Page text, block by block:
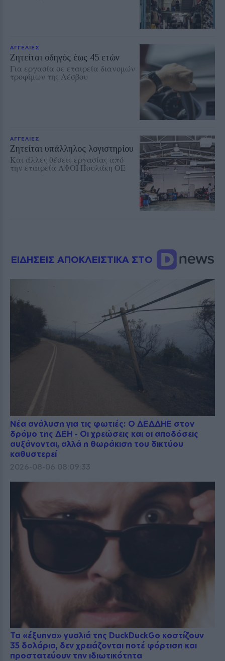
ΑΓΓΕΛΙΕΣ
Ζητείται οδηγός έως 45 ετών
Για εργασία σε εταιρεία διανομών
τροφίμων της Λέσβου
ΑΓΓΕΛΙΕΣ
Ζητείται υπάλληλος λογιστηρίου
Και άλλες θέσεις εργασίας από
την εταιρεία ΑΦΟΙ Πουλάκη ΟΕ
ΕΙΔΗΣΕΙΣ ΑΠΟΚΛΕΙΣΤΙΚΑ ΣΤΟ
Νέα ανάλυση για τις φωτιές: Ο ΔΕΔΔΗΕ στον
δρόμο της ΔΕΗ - Οι χρεώσεις και οι αποδόσεις
αυξάνονται, αλλά η θωράκιση του δικτύου
καθυστερεί
2026-08-06 08:09:33
Τα «έξυπνα» γυαλιά της DuckDuckGo κοστίζουν
35 δολάρια, δεν χρειάζονται ποτέ φόρτιση και
προστατεύουν την ιδιωτικότητα